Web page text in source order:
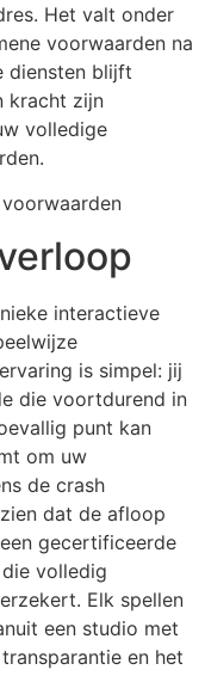
Het valt onder
voorwaarden na
diensten blijft
kracht zijn
volledige
interactieve
is simpel: jij
die voortdurend in
punt kan
om uw
de crash
dat de afloop
gecertificeerde
die volledig
Elk spellen
een studio met
en het